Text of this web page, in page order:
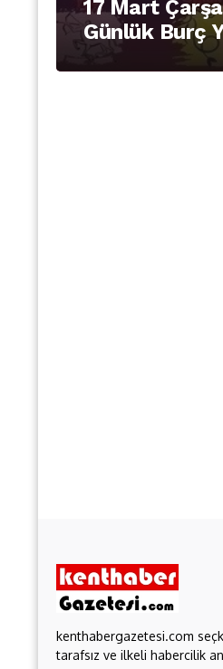
17 Mart
Günlük Burç
kenthabergazetesi.com
tarafsız ve ilkeli habercilik